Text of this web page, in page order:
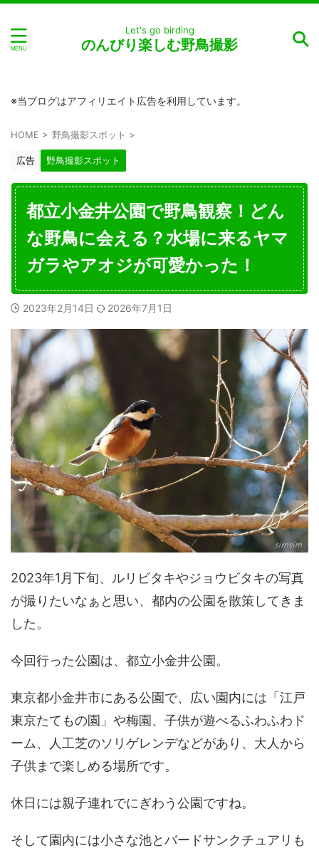
Let's go birding
のんびり楽しむ野鳥撮影
※当ブログはアフィリエイト広告を利用しています。
HOME > 野鳥撮影スポット >
広告 野鳥撮影スポット
都立小金井公園で野鳥観察！どん
な野鳥に会える？水場に来るヤマ
ガラやアオジが可愛かった！
2023年2月14日 2026年7月1日
2023年1月下旬、ルリビタキやジョウビタキの写真
が撮りたいなぁと思い、都内の公園を散策してきま
した。
今回行った公園は、都立小金井公園。
東京都小金井市にある公園で、広い園内には「江戸
東京たてもの園」や梅園、子供が遊べるふわふわド
ーム、人工芝のソリゲレンデなどがあり、大人から
子供まで楽しめる場所です。
休日には親子連れでにぎわう公園ですね。
そして園内には小さな池とバードサンクチュアリも